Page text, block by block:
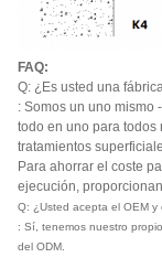
FAQ:
Q: ¿Es usted una
: Somos un uno mismo
todo en uno para todos
tratamientos
Para ahorrar el coste
ejecución,
Q: ¿Usted acepta el OEM y
: Sí, tenemos nuestro
del ODM.